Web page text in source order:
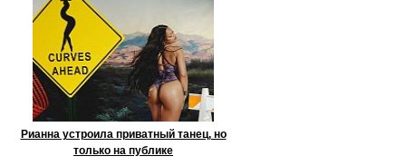
Рианна устроила приватный танец, но
только на публике